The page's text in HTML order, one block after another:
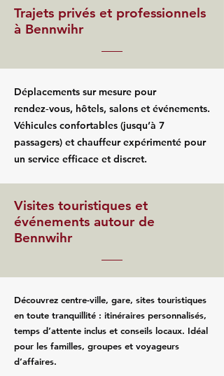
Trajets privés et professionnels
à Bennwihr
Déplacements sur mesure pour
rendez‑vous, hôtels, salons et événements.
Véhicules confortables (jusqu’à 7
passagers) et chauffeur expérimenté pour
un service efficace et discret.
Visites touristiques et
événements autour de
Bennwihr
Découvrez centre-ville, gare, sites touristiques
en toute tranquillité : itinéraires personnalisés,
temps d’attente inclus et conseils locaux. Idéal
pour les familles, groupes et voyageurs
d’affaires.